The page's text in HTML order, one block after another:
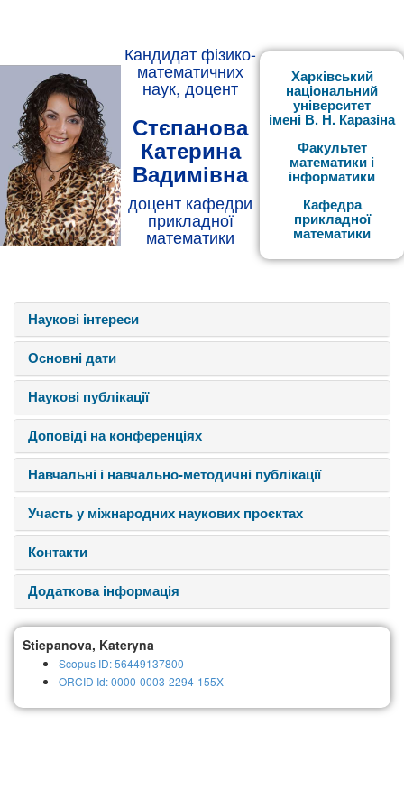
Кандидат фізико-
математичних
наук, доцент
Стєпанова
Катерина
Вадимівна
доцент кафедри
прикладної
математики
Харківський
національний
університет
імені В. Н. Каразіна
Факультет
математики і
інформатики
Кафедра
прикладної
математики
Наукові інтереси
Основні дати
Наукові публікації
Доповіді на конференціях
Навчальні і навчально-методичні публікації
Участь у міжнародних наукових проєктах
Контакти
Додаткова інформація
Stiepanova, Kateryna
Scopus ID: 56449137800
ORCID Id: 0000-0003-2294-155X